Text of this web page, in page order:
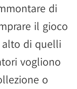
di
il gioco
alto di quelli
vogliono
o